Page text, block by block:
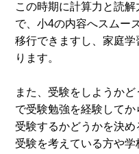
この時期に計算力と読
で、小4の内容へスムー
移行できますし、家庭
ります。
また、受験をしようか
で受験勉強を経験してか
受験するかどうかを決め
受験を考えている方や